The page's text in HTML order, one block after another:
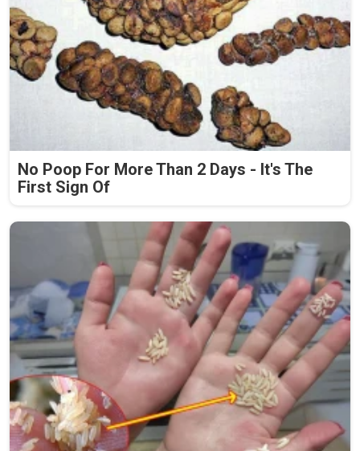
No Poop For More Than 2 Days - It's The
First Sign Of